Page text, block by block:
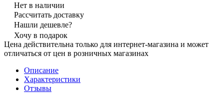
Нет в наличии
Рассчитать доставку
Нашли дешевле?
Хочу в подарок
Цена действительна только для интернет-магазина и может
отличаться от цен в розничных магазинах
Описание
Характеристики
Отзывы